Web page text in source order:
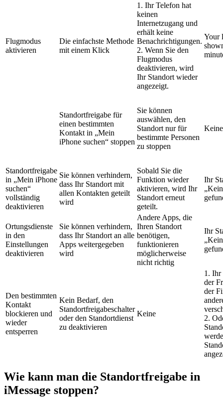
Flugmodus
aktivieren
Die einfachste Methode
mit einem Klick
1. Ihr Telefon hat
keinen
Internetzugang und
erhält keine
Benachrichtigungen.
2. Wenn Sie den
Flugmodus
deaktivieren, wird
Ihr Standort wieder
angezeigt.
Your
Standortfreigabe für
einen bestimmten
Kontakt in „Mein
iPhone suchen“ stoppen
Sie können
auswählen, den
Standort nur für
bestimmte Personen
zu stoppen
Keine
Standortfreigabe
in „Mein iPhone
suchen“
vollständig
deaktivieren
Sie können verhindern,
dass Ihr Standort mit
allen Kontakten geteilt
wird
Sobald Sie die
Funktion wieder
aktivieren, wird Ihr
Standort erneut
geteilt.
Ihr
Ortungsdienste
in den
Einstellungen
deaktivieren
Sie können verhindern,
dass Ihr Standort an alle
Apps weitergegeben
wird
Andere Apps, die
Ihren Standort
benötigen,
funktionieren
möglicherweise
nicht richtig
Ihr
Den bestimmten
Kontakt
blockieren und
wieder
entsperren
Kein Bedarf, den
Standortfreigabeschalter
oder den Standortdienst
zu deaktivieren
Keine
1. Ihr
der
der
2.
Wie kann man die Standortfreigabe in
iMessage stoppen?